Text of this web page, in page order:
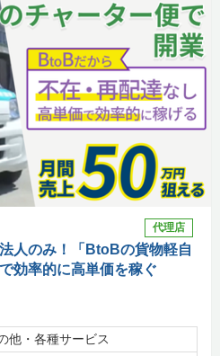
代理店
人のみ！「BtoBの貨物軽自
効率的に高単価を稼ぐ
他・各種サービス